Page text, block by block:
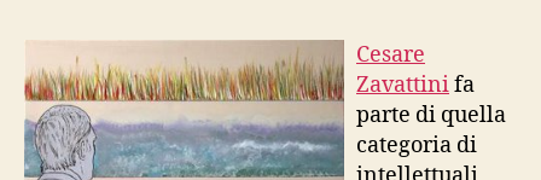
–
La
collezione
di
Zavattini
Cesare
Zavattinifa
parte di quella
categoria di